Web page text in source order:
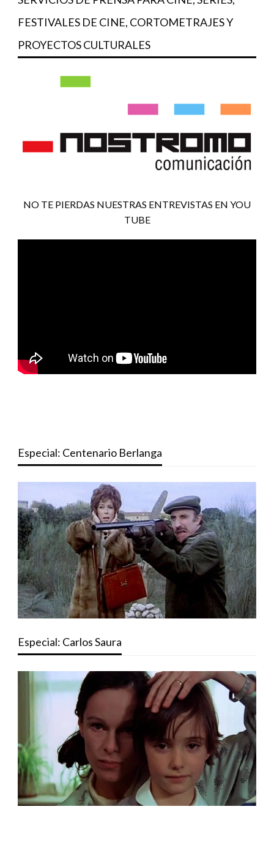
FESTIVALES DE CINE, CORTOMETRAJES Y
PROYECTOS CULTURALES
NO TE PIERDAS NUESTRAS ENTREVISTAS EN YOU
TUBE
Especial: Centenario Berlanga
Especial: Carlos Saura